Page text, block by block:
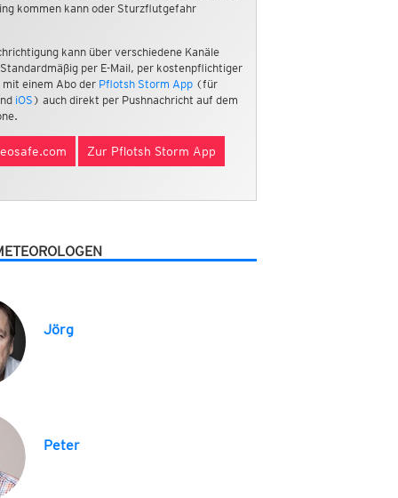
kommen kann oder Sturzflutgefahr
kann über verschiedene Kanäle
per E-Mail, per kostenpflichtiger
mit einem Abo der Pflotsh Storm App(für
iOS ) auch direkt per Pushnachricht auf dem
Zur Pflotsh Storm App
Jörg
Peter